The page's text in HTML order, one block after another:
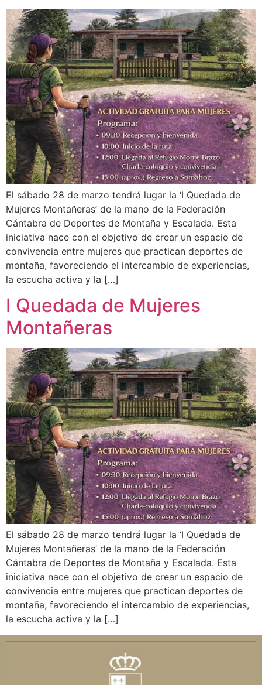
El sábado 28 de marzo tendrá lugar la ‘I Quedada de
Mujeres Montañeras’ de la mano de la Federación
Cántabra de Deportes de Montaña y Escalada. Esta
iniciativa nace con el objetivo de crear un espacio de
convivencia entre mujeres que practican deportes de
montaña, favoreciendo el intercambio de experiencias,
la escucha activa y la […]
I Quedada de Mujeres
Montañeras
El sábado 28 de marzo tendrá lugar la ‘I Quedada de
Mujeres Montañeras’ de la mano de la Federación
Cántabra de Deportes de Montaña y Escalada. Esta
iniciativa nace con el objetivo de crear un espacio de
convivencia entre mujeres que practican deportes de
montaña, favoreciendo el intercambio de experiencias,
la escucha activa y la […]